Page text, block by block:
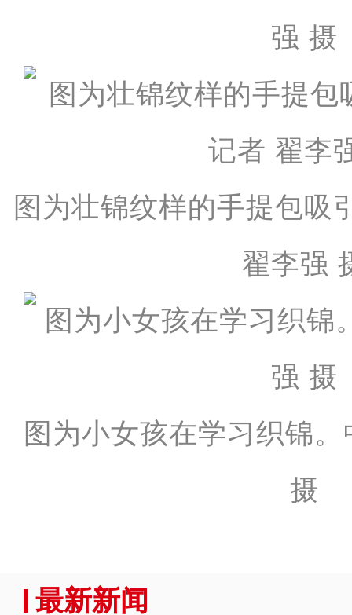
强 摄
图为壮锦纹样的手提包吸
翟李强
图为小女孩在学习织锦
摄
最新新闻